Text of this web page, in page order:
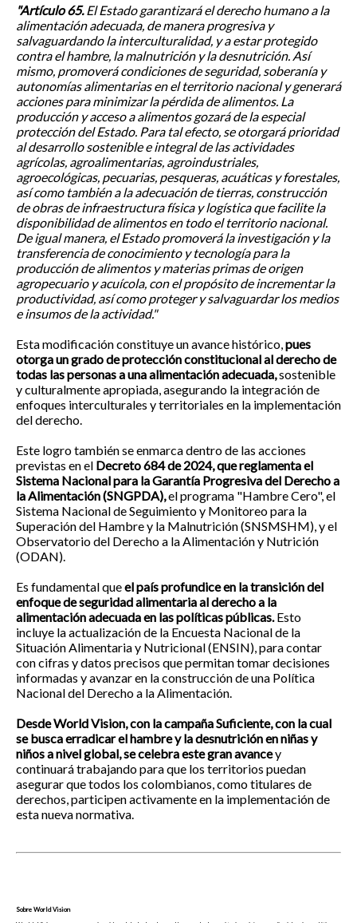
"Artículo 65.El Estado garantizará el derecho humano a la
alimentación adecuada, de manera progresiva y
salvaguardando la interculturalidad, y a estar protegido
contra el hambre, la malnutrición y la desnutrición. Así
mismo, promoverá condiciones de seguridad, soberanía y
autonomías alimentarias en el territorio nacional y generará
acciones para minimizar la pérdida de alimentos. La
producción y acceso a alimentos gozará de la especial
protección del Estado. Para tal efecto, se otorgará prioridad
al desarrollo sostenible e integral de las actividades
agrícolas, agroalimentarias, agroindustriales,
agroecológicas, pecuarias, pesqueras, acuáticas y forestales,
así como también a la adecuación de tierras, construcción
de obras de infraestructura física y logística que facilite la
disponibilidad de alimentos en todo el territorio nacional.
De igual manera, el Estado promoverá la investigación y la
transferencia de conocimiento y tecnología para la
producción de alimentos y materias primas de origen
agropecuario y acuícola, con el propósito de incrementar la
productividad, así como proteger y salvaguardar los medios
e insumos de la actividad."
Esta modificación constituye un avance histórico,pues
otorga un grado de protección constitucional al derecho de
todas las personas a una alimentación adecuada,sostenible
y culturalmente apropiada, asegurando la integración de
enfoques interculturales y territoriales en la implementación
del derecho.
Este logro también se enmarca dentro de las acciones
previstas en el Decreto 684 de 2024, que reglamenta el
Sistema Nacional para la Garantía Progresiva del Derecho a
la Alimentación (SNGPDA),el programa "Hambre Cero", el
Sistema Nacional de Seguimiento y Monitoreo para la
Superación del Hambre y la Malnutrición (SNSMSHM), y el
Observatorio del Derecho a la Alimentación y Nutrición
(ODAN).
Es fundamental queel país profundice en la transición del
enfoque de seguridad alimentaria al derecho a la
alimentación adecuada en las políticas públicas.Esto
incluye la actualización de la Encuesta Nacional de la
Situación Alimentaria y Nutricional (ENSIN), para contar
con cifras y datos precisos que permitan tomar decisiones
informadas y avanzar en la construcción de una Política
Nacional del Derecho a la Alimentación.
Desde World Vision, con la campaña Suficiente, con la cual
se busca erradicar el hambre y la desnutrición en niñas y
niños a nivel global, se celebra este gran avancey
continuará trabajando para que los territorios puedan
asegurar que todos los colombianos, como titulares de
derechos, participen activamente en la implementación de
esta nueva normativa.
Sobre World Vision